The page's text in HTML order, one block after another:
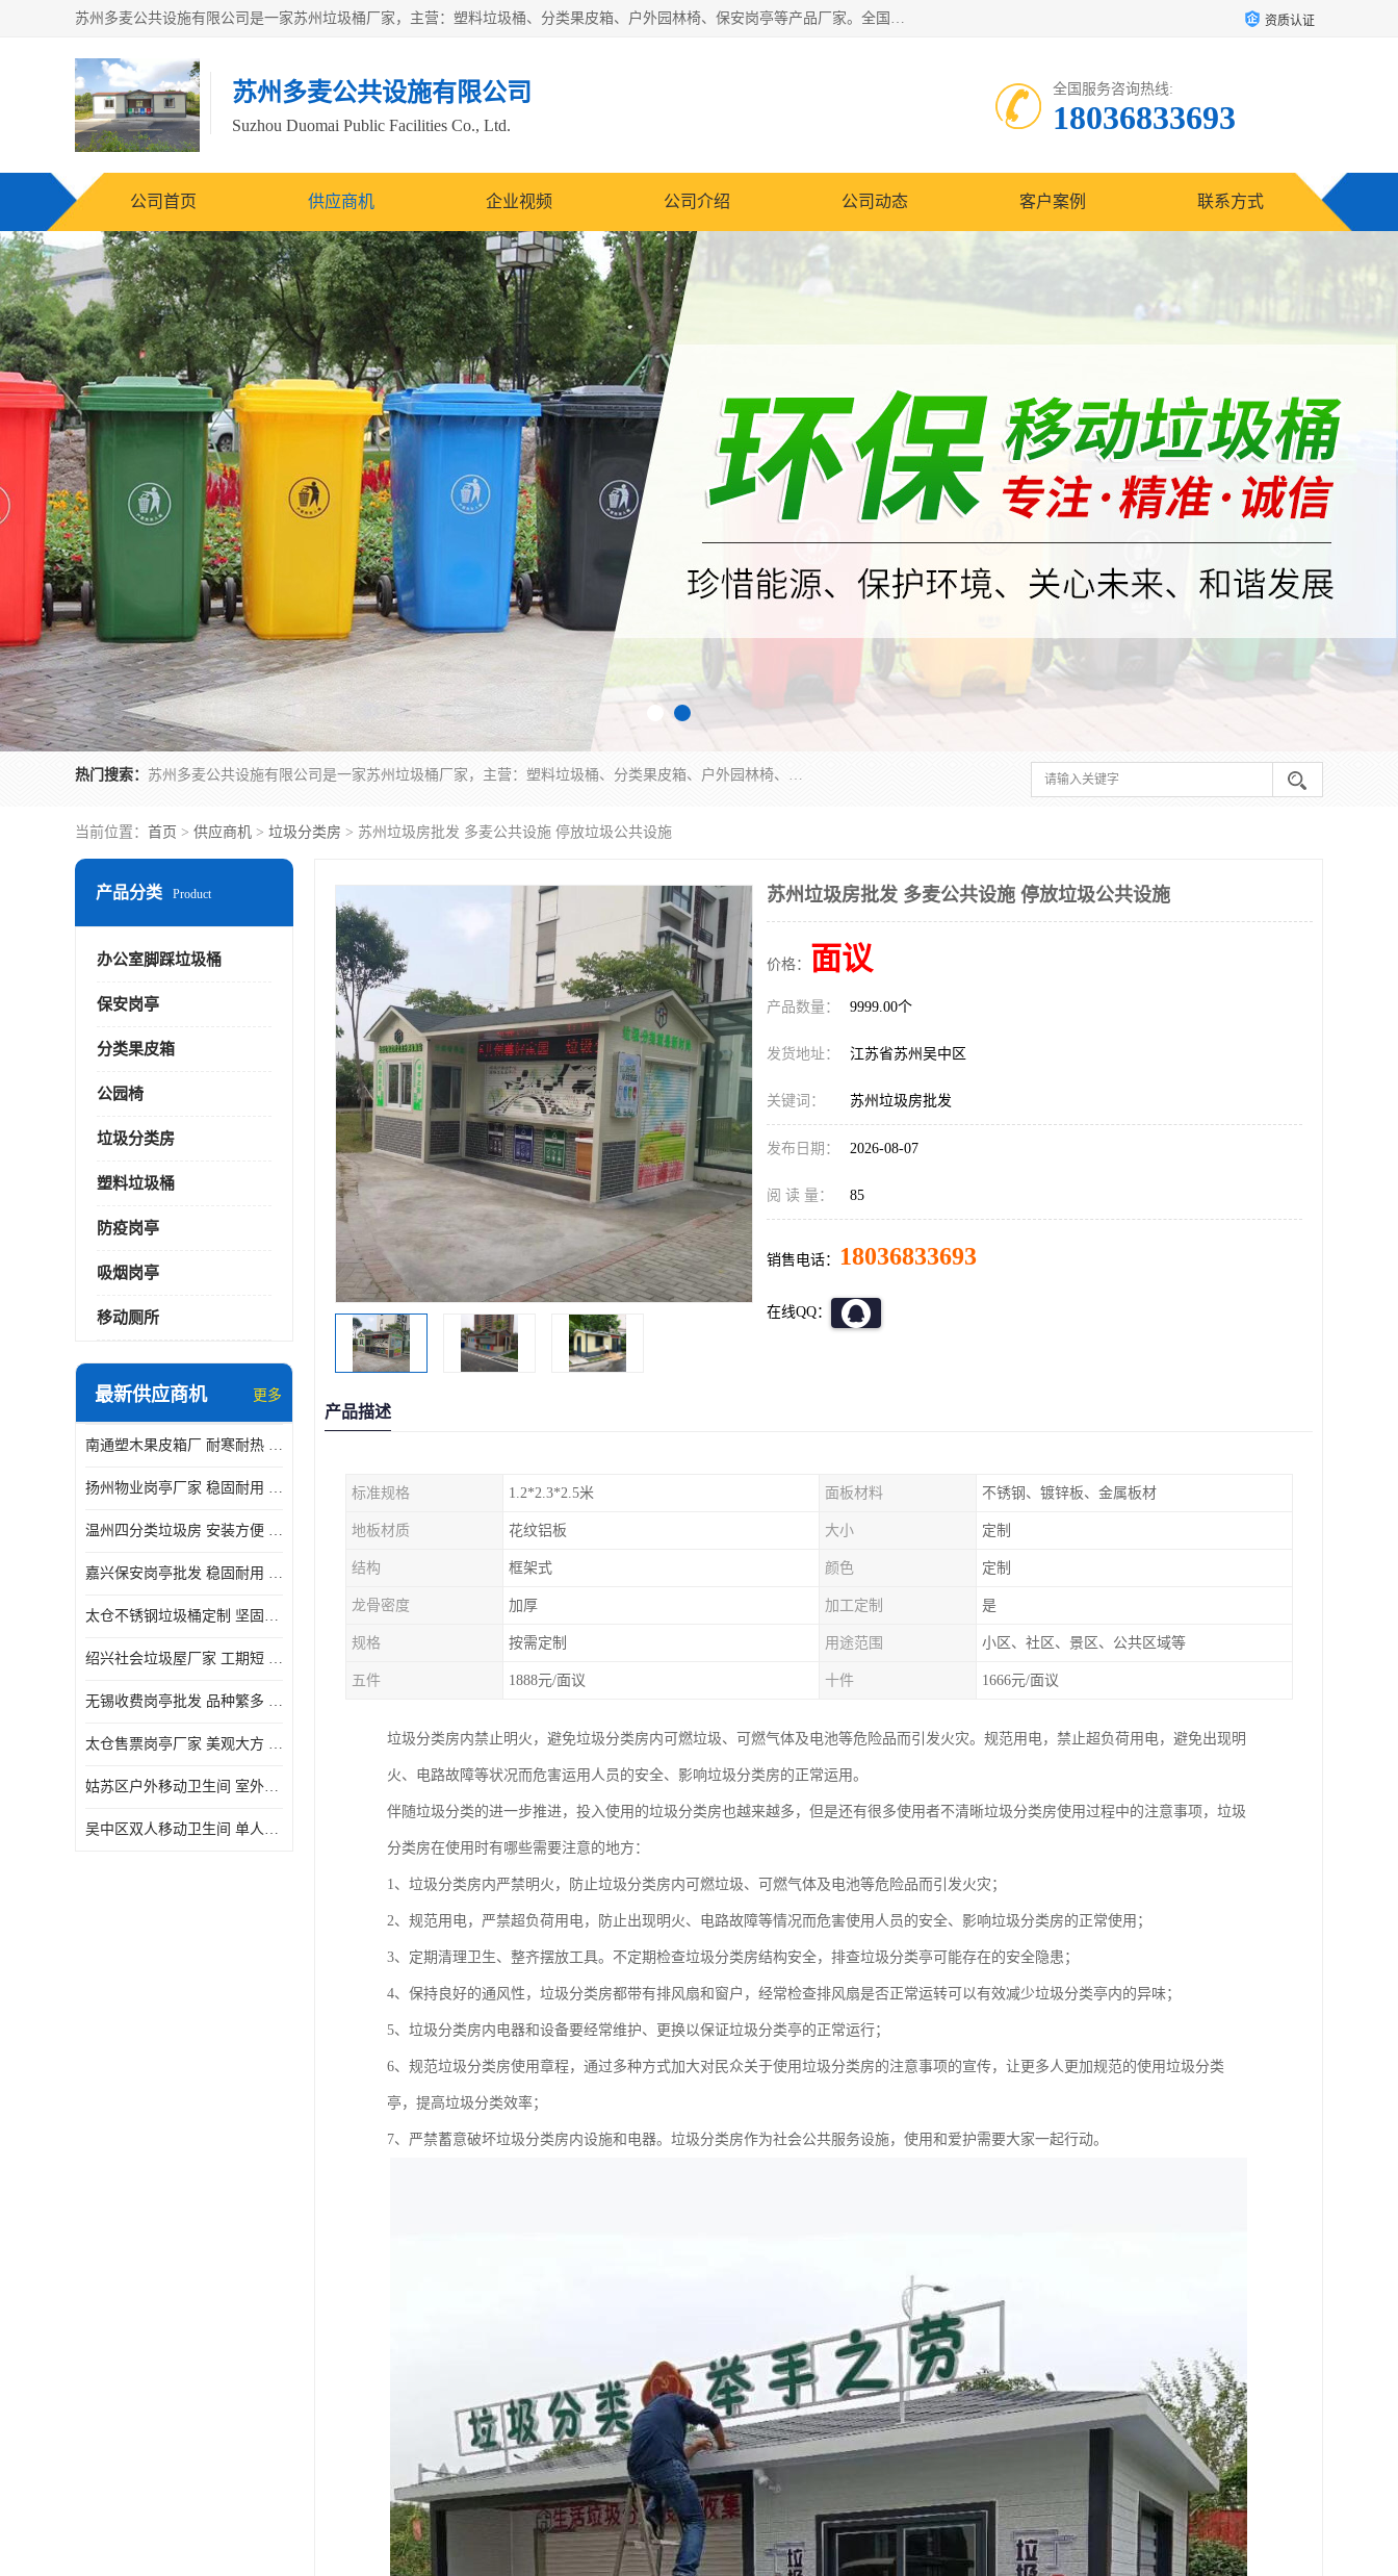
苏州多麦公共设施有限公司是一家苏州垃圾桶厂家，主营：塑料垃圾桶、分类果皮箱、户外园林椅、保安岗亭等产品厂家。全国统一热线电话：17105580222。公司组建完善的团队。设计人员，能根据客户要求，提供适合的设计方案，来满足客户的需求。 资质认证
苏州多麦公共设施有限公司
Suzhou Duomai Public Facilities Co., Ltd.
全国服务咨询热线:
18036833693
公司首页 供应商机 企业视频 公司介绍 公司动态 客户案例 联系方式
热门搜索： 苏州多麦公共设施有限公司是一家苏州垃圾桶厂家，主营：塑料垃圾桶、分类果皮箱、户外园林椅、保安岗亭等产品厂家。全国统一热线电话：17105580222。公司组建完善的团队。设计人员，能根据客户要求，提供适合的设计方案，来满足客户的需求。
当前位置： 首页 > 供应商机 > 垃圾分类房 > 苏州垃圾房批发 多麦公共设施 停放垃圾公共设施
产品分类 Product
办公室脚踩垃圾桶
保安岗亭
分类果皮箱
公园椅
垃圾分类房
塑料垃圾桶
防疫岗亭
吸烟岗亭
移动厕所
最新供应商机 更多
南通塑木果皮箱厂 耐寒耐热 设计美观简洁
扬州物业岗亭厂家 稳固耐用 适用多场合
温州四分类垃圾房 安装方便 可移动位置且方便
嘉兴保安岗亭批发 稳固耐用 使用价值高
太仓不锈钢垃圾桶定制 坚固耐用 绝缘性能好
绍兴社会垃圾屋厂家 工期短 便于居民集中投放
无锡收费岗亭批发 品种繁多 适用多场合
太仓售票岗亭厂家 美观大方 使用寿命长
姑苏区户外移动卫生间 室外临时单人厕所供应厂家
吴中区双人移动卫生间 单人厕所供应厂家
苏州垃圾房批发 多麦公共设施 停放垃圾公共设施
价格： 面议
产品数量： 9999.00个
发货地址： 江苏省苏州吴中区
关键词： 苏州垃圾房批发
发布日期： 2026-08-07
阅 读 量： 85
销售电话： 18036833693
在线QQ：
产品描述
标准规格 1.2*2.3*2.5米 面板材料 不锈钢、镀锌板、金属板材
地板材质 花纹铝板 大小 定制
结构 框架式 颜色 定制
龙骨密度 加厚 加工定制 是
规格 按需定制 用途范围 小区、社区、景区、公共区域等
五件 1888元/面议 十件 1666元/面议
垃圾分类房内禁止明火，避免垃圾分类房内可燃垃圾、可燃气体及电池等危险品而引发火灾。规范用电，禁止超负荷用电，避免出现明
火、电路故障等状况而危害运用人员的安全、影响垃圾分类房的正常运用。
伴随垃圾分类的进一步推进，投入使用的垃圾分类房也越来越多，但是还有很多使用者不清晰垃圾分类房使用过程中的注意事项，垃圾
分类房在使用时有哪些需要注意的地方：
1、垃圾分类房内严禁明火，防止垃圾分类房内可燃垃圾、可燃气体及电池等危险品而引发火灾；
2、规范用电，严禁超负荷用电，防止出现明火、电路故障等情况而危害使用人员的安全、影响垃圾分类房的正常使用；
3、定期清理卫生、整齐摆放工具。不定期检查垃圾分类房结构安全，排查垃圾分类亭可能存在的安全隐患；
4、保持良好的通风性，垃圾分类房都带有排风扇和窗户，经常检查排风扇是否正常运转可以有效减少垃圾分类亭内的异味；
5、垃圾分类房内电器和设备要经常维护、更换以保证垃圾分类亭的正常运行；
6、规范垃圾分类房使用章程，通过多种方式加大对民众关于使用垃圾分类房的注意事项的宣传，让更多人更加规范的使用垃圾分类
亭，提高垃圾分类效率；
7、严禁蓄意破坏垃圾分类房内设施和电器。垃圾分类房作为社会公共服务设施，使用和爱护需要大家一起行动。